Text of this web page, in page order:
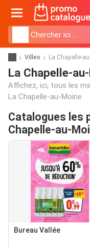
Villes La Chapelle-
La Chapelle-
Affichez, ici, tous les
La Chapelle-au-Moine
Catalogues les
Chapelle-au-
Bureau Vallée